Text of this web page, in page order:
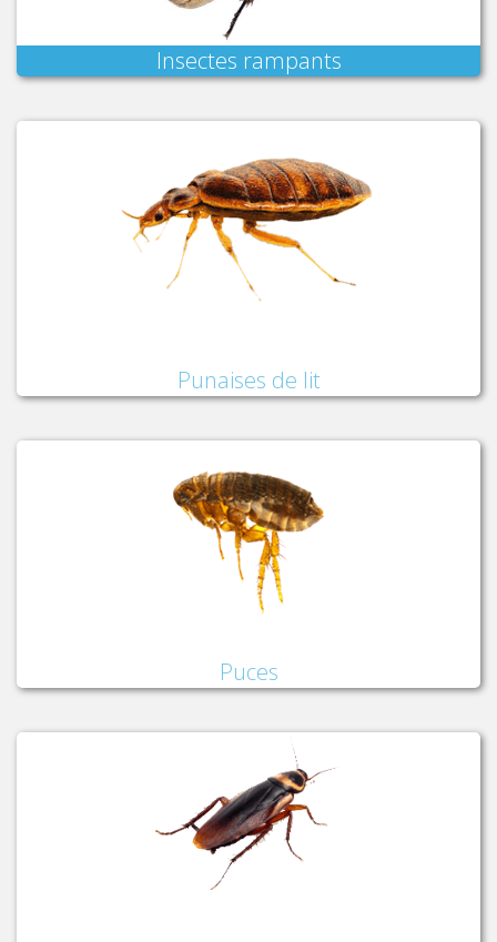
Insectes rampants
Punaises de lit
Puces